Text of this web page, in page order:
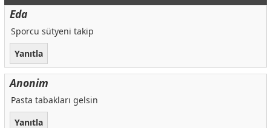
Eda
Sporcu sütyeni takip
Yanıtla
Anonim
Pasta tabakları gelsin
Yanıtla